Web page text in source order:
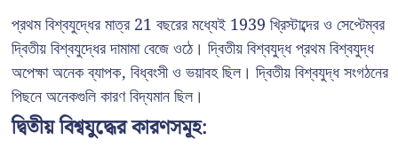
প্রথম বিশ্বযুদ্ধের মাত্র 21 বছরের মধ্যেই 1939 খ্রিস্টাব্দের ও সেপ্টেম্বর
দ্বিতীয় বিশ্বযুদ্ধের দামামা বেজে ওঠে। দ্বিতীয় বিশ্বযুদ্ধ প্রথম বিশ্বযুদ্ধ
অপেক্ষা অনেক ব্যাপক, বিধ্বংসী ও ভয়াবহ ছিল। দ্বিতীয় বিশ্বযুদ্ধ সংগঠনের
পিছনে অনেকগুলি কারণ বিদ্যমান ছিল।
দ্বিতীয় বিশ্বযুদ্ধের কারণসমূহ: